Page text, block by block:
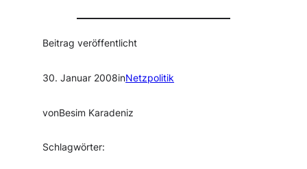
Beitrag veröffentlicht
30. Januar 2008inNetzpolitik
vonBesim Karadeniz
Schlagwörter: